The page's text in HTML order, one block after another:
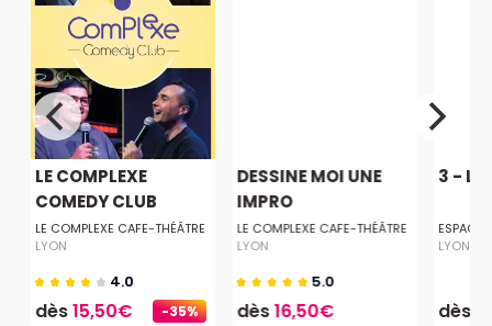
-35%
LE COMPLEXE
COMEDY CLUB
LE COMPLEXE CAFE-THÉÂTRE
LYON
4.0
dès15,50€
DESSINE MOI UNE
IMPRO
LE COMPLEXE CAFE-THÉÂTRE
LYON
5.0
dès16,50€
3 -
ESPACE
LYON
dès